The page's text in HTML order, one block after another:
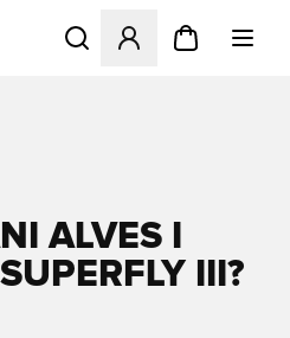
Åbner en Modal til at
ALVES I
III?